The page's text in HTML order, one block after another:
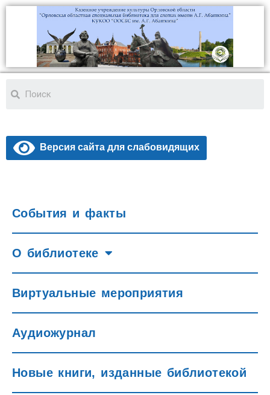
Версия сайта для слабовидящих
События и факты
О библиотеке
Виртуальные мероприятия
Аудиожурнал
Новые книги, изданные библиотекой